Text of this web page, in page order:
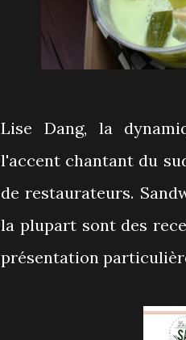
Lise Dang, la
l'accent chantant du
de restaurateurs.
la plupart sont des
présentation